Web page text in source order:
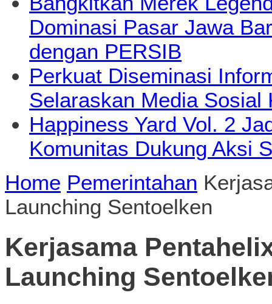
Dominasi Pasar Jawa
dengan PERSIB
Perkuat Diseminasi
Selaraskan Media Sosial
Happiness Yard Vol. 2
Komunitas Dukung Aksi
Home Pemerintahan
Launching Sentoelken
Kerjasama
Launching